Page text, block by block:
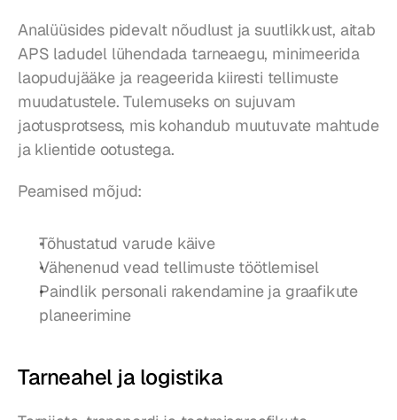
Analüüsides pidevalt nõudlust ja suutlikkust, aitab
APS ladudel lühendada tarneaegu, minimeerida
laopudujääke ja reageerida kiiresti tellimuste
muudatustele. Tulemuseks on sujuvam
jaotusprotsess, mis kohandub muutuvate mahtude
ja klientide ootustega.
Peamised mõjud:
Tõhustatud varude käive
Vähenenud vead tellimuste töötlemisel
Paindlik personali rakendamine ja graafikute
planeerimine
Tarneahel ja logistika